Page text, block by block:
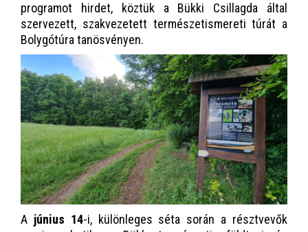
programot hirdet, köztük a Bükki Csillagda által
szervezett, szakvezetett természetismereti túrát a
Bolygótúra tanösvényen.
A június 14-i, különleges séta során a résztvevők